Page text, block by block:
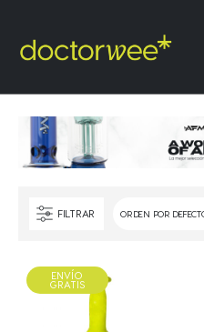
FILTRAR
ENVÍO
GRATIS